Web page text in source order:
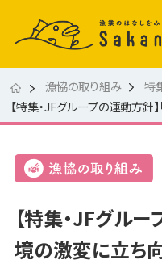
漁協の取り組み
特
【特集・JFグル
境の激変に立ち